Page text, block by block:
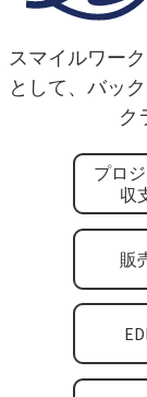
スマイルワー
として、バッ
ク
プロ
収
販